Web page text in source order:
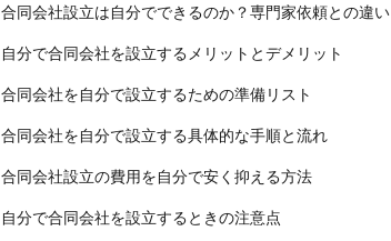
合同会社設立は自分でできるのか？専門家依頼との違い
自分で合同会社を設立するメリットとデメリット
合同会社を自分で設立するための準備リスト
合同会社を自分で設立する具体的な手順と流れ
合同会社設立の費用を自分で安く抑える方法
自分で合同会社を設立するときの注意点